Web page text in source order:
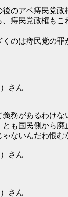
のアベ痔民党政
痔民党政権もこ
のは痔民党の罪
さん
務があるわけな
も国民側から
ないんだわ恨
さん
さん